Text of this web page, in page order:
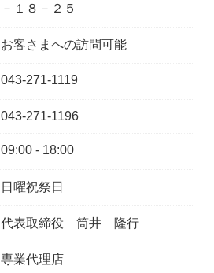
－１８－２５
お客さまへの訪問可能
043-271-1119
043-271-1196
09:00 - 18:00
日曜祝祭日
代表取締役 筒井 隆行
専業代理店